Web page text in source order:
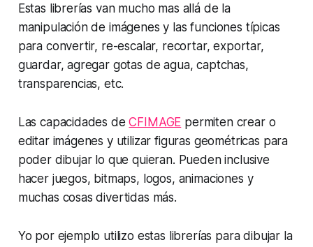
Estas librerías van mucho mas allá de la
manipulación de imágenes y las funciones típicas
para convertir, re-escalar, recortar, exportar,
guardar, agregar gotas de agua, captchas,
transparencias, etc.
Las capacidades deCFIMAGE permiten crear o
editar imágenes y utilizar figuras geométricas para
poder dibujar lo que quieran. Pueden inclusive
hacer juegos, bitmaps, logos, animaciones y
muchas cosas divertidas más.
Yo por ejemplo utilizo estas librerías para dibujar la